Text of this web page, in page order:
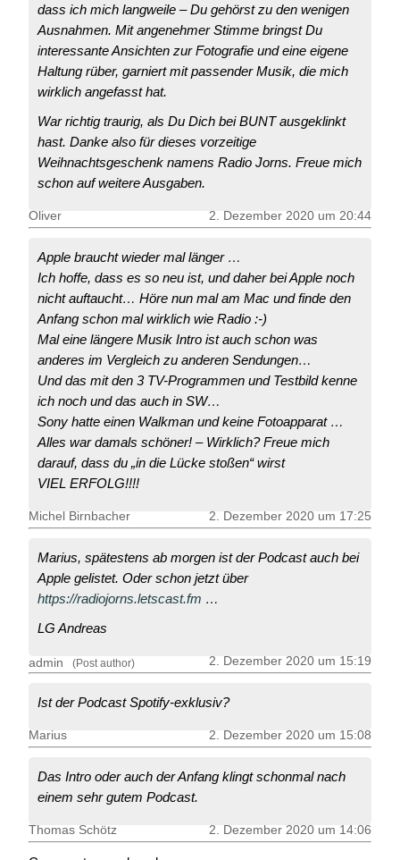
dass ich mich langweile – Du gehörst zu den wenigen
Ausnahmen. Mit angenehmer Stimme bringst Du
interessante Ansichten zur Fotografie und eine eigene
Haltung rüber, garniert mit passender Musik, die mich
wirklich angefasst hat.
War richtig traurig, als Du Dich bei BUNT ausgeklinkt
hast. Danke also für dieses vorzeitige
Weihnachtsgeschenk namens Radio Jorns. Freue mich
schon auf weitere Ausgaben.
Oliver 2. Dezember 2020 um 20:44
Apple braucht wieder mal länger …
Ich hoffe, dass es so neu ist, und daher bei Apple noch
nicht auftaucht… Höre nun mal am Mac und finde den
Anfang schon mal wirklich wie Radio :-)
Mal eine längere Musik Intro ist auch schon was
anderes im Vergleich zu anderen Sendungen…
Und das mit den 3 TV-Programmen und Testbild kenne
ich noch und das auch in SW…
Sony hatte einen Walkman und keine Fotoapparat …
Alles war damals schöner! – Wirklich? Freue mich
darauf, dass du „in die Lücke stoßen“ wirst
VIEL ERFOLG!!!!
Michel Birnbacher 2. Dezember 2020 um 17:25
Marius, spätestens ab morgen ist der Podcast auch bei
Apple gelistet. Oder schon jetzt über
https://radiojorns.letscast.fm …
LG Andreas
admin (Post author) 2. Dezember 2020 um 15:19
Ist der Podcast Spotify-exklusiv?
Marius 2. Dezember 2020 um 15:08
Das Intro oder auch der Anfang klingt schonmal nach
einem sehr gutem Podcast.
Thomas Schötz 2. Dezember 2020 um 14:06